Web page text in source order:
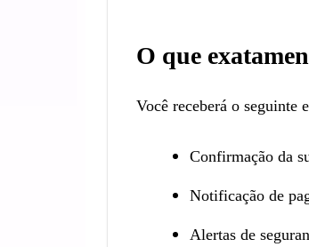
O que
Você receberá o seguinte
Confirmação da
Notificação de
Alertas de